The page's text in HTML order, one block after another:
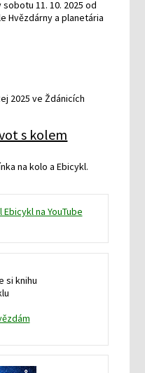
11. 10. 2025 od
Hvězdárny a planetária
2025 ve Ždánicích
s kolem
na kolo a Ebicykl.
na YouTube
si knihu